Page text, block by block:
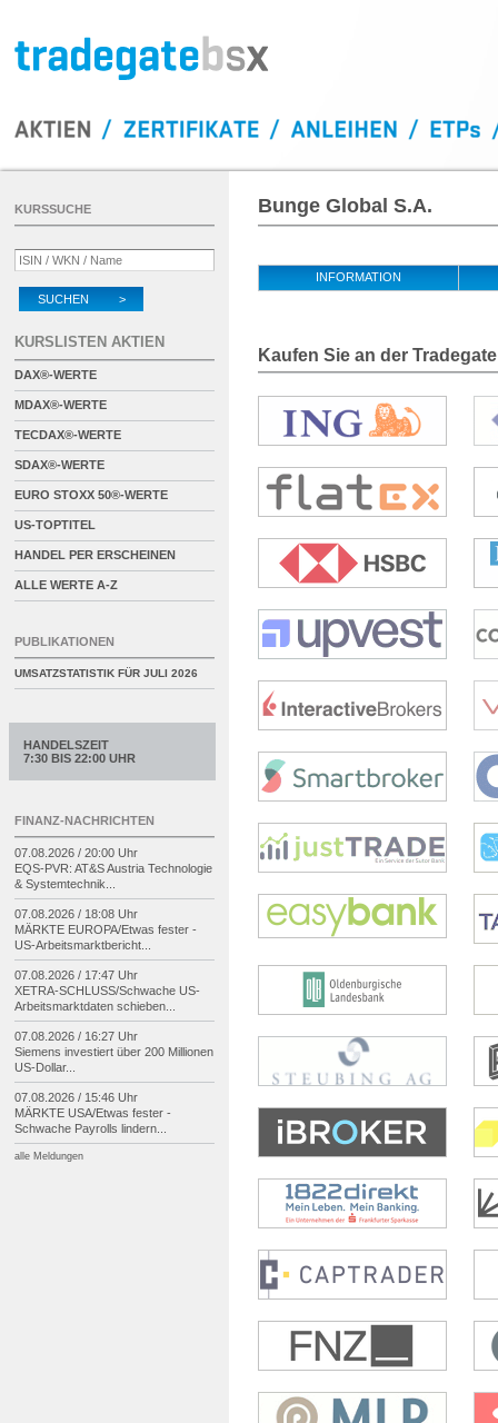
Bunge Global S.A.
INFORMATION
Kaufen Sie an der
KURSSUCHE
SUCHEN >
KURSLISTEN AKTIEN
DAX®-WERTE
MDAX®-WERTE
TECDAX®-WERTE
SDAX®-WERTE
EURO STOXX 50®-WERTE
US-TOPTITEL
HANDEL PER ERSCHEINEN
ALLE WERTE A-Z
PUBLIKATIONEN
UMSATZSTATISTIK FÜR JULI 2026
HANDELSZEIT
7:30 BIS 22:00 UHR
FINANZ-NACHRICHTEN
07.08.2026 / 20:00 Uhr
EQS-PVR: AT&S Austria Technologie
& Systemtechnik...
07.08.2026 / 18:08 Uhr
MÄRKTE EUROPA/Etwas fester -
US-Arbeitsmarktbericht...
07.08.2026 / 17:47 Uhr
XETRA-SCHLUSS/Schwache US-
Arbeitsmarktdaten schieben...
07.08.2026 / 16:27 Uhr
Siemens investiert über 200 Millionen
US-Dollar...
07.08.2026 / 15:46 Uhr
MÄRKTE USA/Etwas fester -
Schwache Payrolls lindern...
alle Meldungen